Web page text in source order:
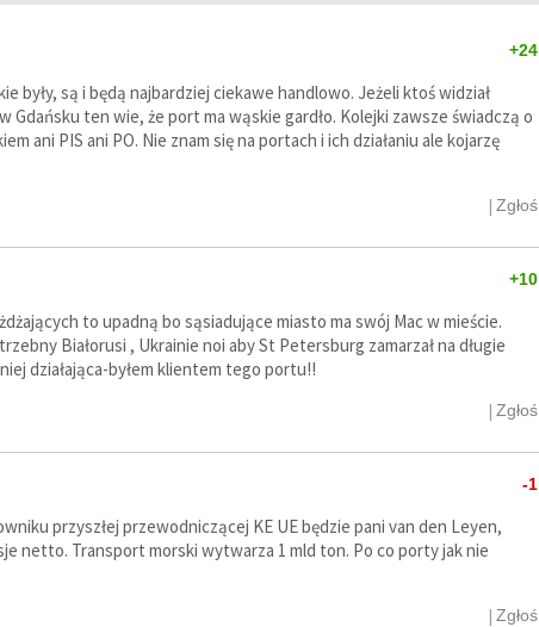
+24
były, są i będą najbardziej ciekawe handlowo. Jeżeli ktoś widział
ten wie, że port ma wąskie gardło. Kolejki zawsze świadczą o
ani PIS ani PO. Nie znam się na portach i ich działaniu ale kojarzę
|Zgłoś
+10
to upadną bo sąsiadujące miasto ma swój Mac w mieście.
Białorusi , Ukrainie noi aby St Petersburg zamarzał na długie
działająca-byłem klientem tego portu!!
|Zgłoś
-1
przyszłej przewodniczącej KE UE będzie pani van den Leyen,
netto. Transport morski wytwarza 1 mld ton. Po co porty jak nie
|Zgłoś